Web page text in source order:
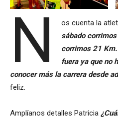
N os cuenta la
sábado
corrimos 21
fuera ya que no
conocer más la carrera desde
feliz.
Amplíanos detalles Patricia